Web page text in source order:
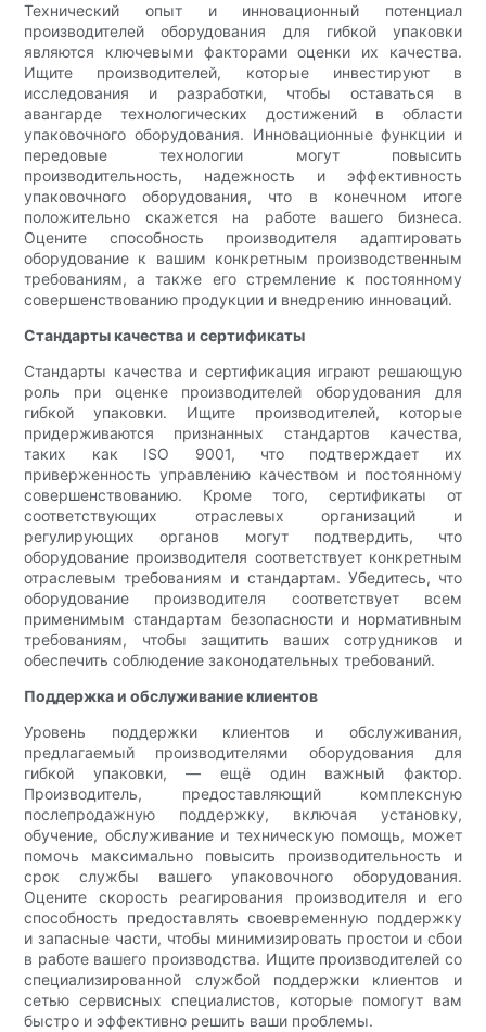
Технический опыт и инновационный потенциал
производителей оборудования для гибкой упаковки
являются ключевыми факторами оценки их качества.
Ищите производителей, которые инвестируют в
исследования и разработки, чтобы оставаться в
авангарде технологических достижений в области
упаковочного оборудования. Инновационные функции и
передовые технологии могут повысить
производительность, надежность и эффективность
упаковочного оборудования, что в конечном итоге
положительно скажется на работе вашего бизнеса.
Оцените способность производителя адаптировать
оборудование к вашим конкретным производственным
требованиям, а также его стремление к постоянному
совершенствованию продукции и внедрению инноваций.
Стандарты качества и сертификаты
Стандарты качества и сертификация играют решающую
роль при оценке производителей оборудования для
гибкой упаковки. Ищите производителей, которые
придерживаются признанных стандартов качества,
таких как ISO 9001, что подтверждает их
приверженность управлению качеством и постоянному
совершенствованию. Кроме того, сертификаты от
соответствующих отраслевых организаций и
регулирующих органов могут подтвердить, что
оборудование производителя соответствует конкретным
отраслевым требованиям и стандартам. Убедитесь, что
оборудование производителя соответствует всем
применимым стандартам безопасности и нормативным
требованиям, чтобы защитить ваших сотрудников и
обеспечить соблюдение законодательных требований.
Поддержка и обслуживание клиентов
Уровень поддержки клиентов и обслуживания,
предлагаемый производителями оборудования для
гибкой упаковки, — ещё один важный фактор.
Производитель, предоставляющий комплексную
послепродажную поддержку, включая установку,
обучение, обслуживание и техническую помощь, может
помочь максимально повысить производительность и
срок службы вашего упаковочного оборудования.
Оцените скорость реагирования производителя и его
способность предоставлять своевременную поддержку
и запасные части, чтобы минимизировать простои и сбои
в работе вашего производства. Ищите производителей со
специализированной службой поддержки клиентов и
сетью сервисных специалистов, которые помогут вам
быстро и эффективно решить ваши проблемы.